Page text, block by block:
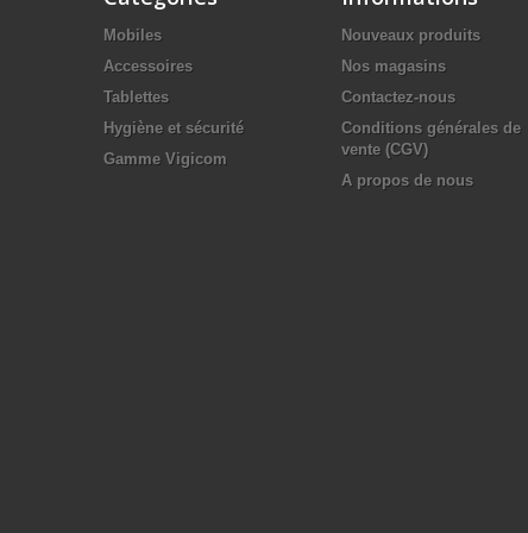
Mobiles
Accessoires
Tablettes
Hygiène et sécurité
Gamme Vigicom
Nouveaux produits
Nos magasins
Contactez-nous
Conditions générales de
vente (CGV)
A propos de nous